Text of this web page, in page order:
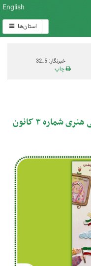
English
استان‌ها
خبرنگار: 5_32
چاپ
«دختران خورشید» در مرکز فرهنگی هنری شماره ۳ کانون